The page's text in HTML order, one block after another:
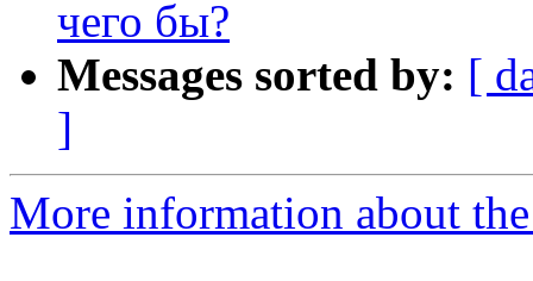
чего бы?
Messages sorted by: [
]
More information about